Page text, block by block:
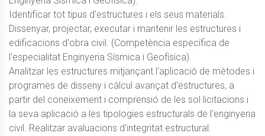
Identificar tot tipus d'estructures i els seus materials.
Dissenyar, projectar, executar i mantenir les estructures i
edificacions d'obra civil. (Competència específica de
l'especialitat Enginyeria Sísmica i Geofísica).
Analitzar les estructures mitjançant l'aplicació de mètodes i
programes de disseny i càlcul avançat d'estructures, a
partir del coneixement i comprensió de les sol·licitacions i
la seva aplicació a les tipologies estructurals de l'enginyeria
civil. Realitzar avaluacions d'integritat estructural.